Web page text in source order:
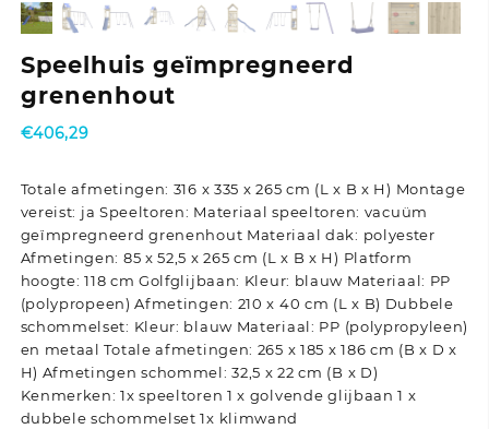
Speelhuis geïmpregneerd
grenenhout
€406,29
Totale afmetingen: 316 x 335 x 265 cm (L x B x H) Montage
vereist: ja Speeltoren: Materiaal speeltoren: vacuüm
geïmpregneerd grenenhout Materiaal dak: polyester
Afmetingen: 85 x 52,5 x 265 cm (L x B x H) Platform
hoogte: 118 cm Golfglijbaan: Kleur: blauw Materiaal: PP
(polypropeen) Afmetingen: 210 x 40 cm (L x B) Dubbele
schommelset: Kleur: blauw Materiaal: PP (polypropyleen)
en metaal Totale afmetingen: 265 x 185 x 186 cm (B x D x
H) Afmetingen schommel: 32,5 x 22 cm (B x D)
Kenmerken: 1x speeltoren 1 x golvende glijbaan 1 x
dubbele schommelset 1x klimwand